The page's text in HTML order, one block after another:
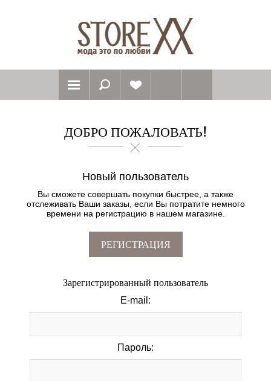
ДОБРО ПОЖАЛОВАТЬ!
Новый пользователь
Вы сможете совершать покупки быстрее, а также
отслеживать Ваши заказы, если Вы потратите немного
времени на регистрацию в нашем магазине.
РЕГИСТРАЦИЯ
Зарегистрированный пользователь
E-mail:
Пароль: